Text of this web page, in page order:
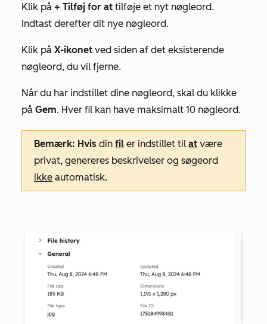
Klik på + Tilføj for at tilføje et nyt nøgleord.
Indtast derefter dit nye nøgleord.
Klik på X-ikonet ved siden af det eksisterende
nøgleord, du vil fjerne.
Når du har indstillet dine nøgleord, skal du klikke
på Gem. Hver fil kan have maksimalt 10 nøgleord.
Bemærk: Hvis din fil er indstillet til at være
privat, genereres beskrivelser og søgeord
ikke automatisk.